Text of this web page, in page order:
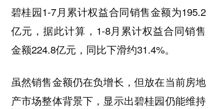
碧桂园1-7月累计权益合同销售金额为195.2
亿元，据此计算，1-8月累计权益合同销售
金额224.8亿元，同比下滑约31.4%。
虽然销售金额仍在负增长，但放在当前房地
产市场整体背景下，显示出碧桂园仍能维持